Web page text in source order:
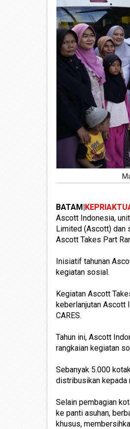
BATAM|
Ascott Indonesia,
Limited (Ascott) dan
Ascott Takes Part
Inisiatif tahunan
kegiatan sosial.
Kegiatan Ascott
keberlanjutan Ascott
CARES.
Tahun ini, Ascott
rangkaian kegiatan
Sebanyak 5.000
distribusikan kepada
Selain pembagian
ke panti asuhan,
khusus,